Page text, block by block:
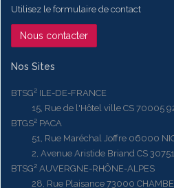
Utilisez le formulaire de contact
Nous contacter
Nos Sites
BTSG² ILE-DE-FRANCE
15, Rue de l'Hôtel ville CS 70005
BTGS² PACA
51, Rue Maréchal Joffre 06000
2, Avenue Aristide Briand CS 30751
BTSG² AUVERGNE-RHÔNE-ALPES
28, Rue Plaisance 73000